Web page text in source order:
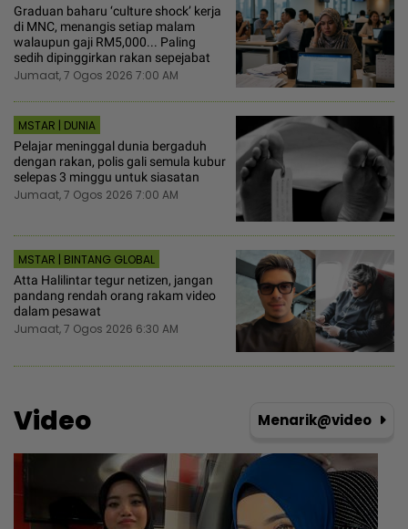
Graduan baharu ‘culture shock’ kerja
di MNC, menangis setiap malam
walaupun gaji RM5,000... Paling
sedih dipinggirkan rakan sepejabat
Jumaat, 7 Ogos 2026 7:00 AM
MSTAR | DUNIA
Pelajar meninggal dunia bergaduh
dengan rakan, polis gali semula kubur
selepas 3 minggu untuk siasatan
Jumaat, 7 Ogos 2026 7:00 AM
MSTAR | BINTANG GLOBAL
Atta Halilintar tegur netizen, jangan
pandang rendah orang rakam video
dalam pesawat
Jumaat, 7 Ogos 2026 6:30 AM
Video Menarik@video